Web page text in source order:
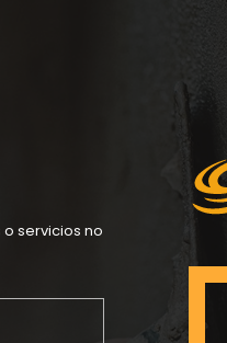
servicios no